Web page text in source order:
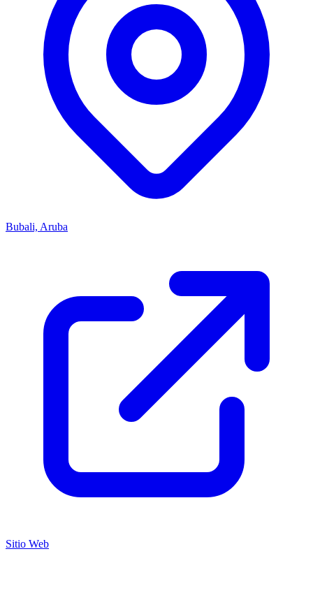
Bubali, Aruba
Sitio Web